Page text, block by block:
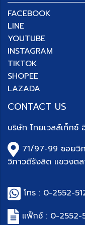
FACEBOOK
LINE
YOUTUBE
INSTAGRAM
TIKTOK
SHOPEE
LAZADA
CONTACT US
บริษัท ไทยเวลล์เท็กซ์
71/97-99 ซอยวิ
วิภาวดีรังสิต แขวงต
โทร : 0-2552-
แฟ็กซ์ : 0-2552-